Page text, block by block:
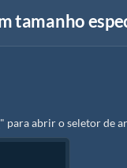
tamanho
" para abrir o seletor de